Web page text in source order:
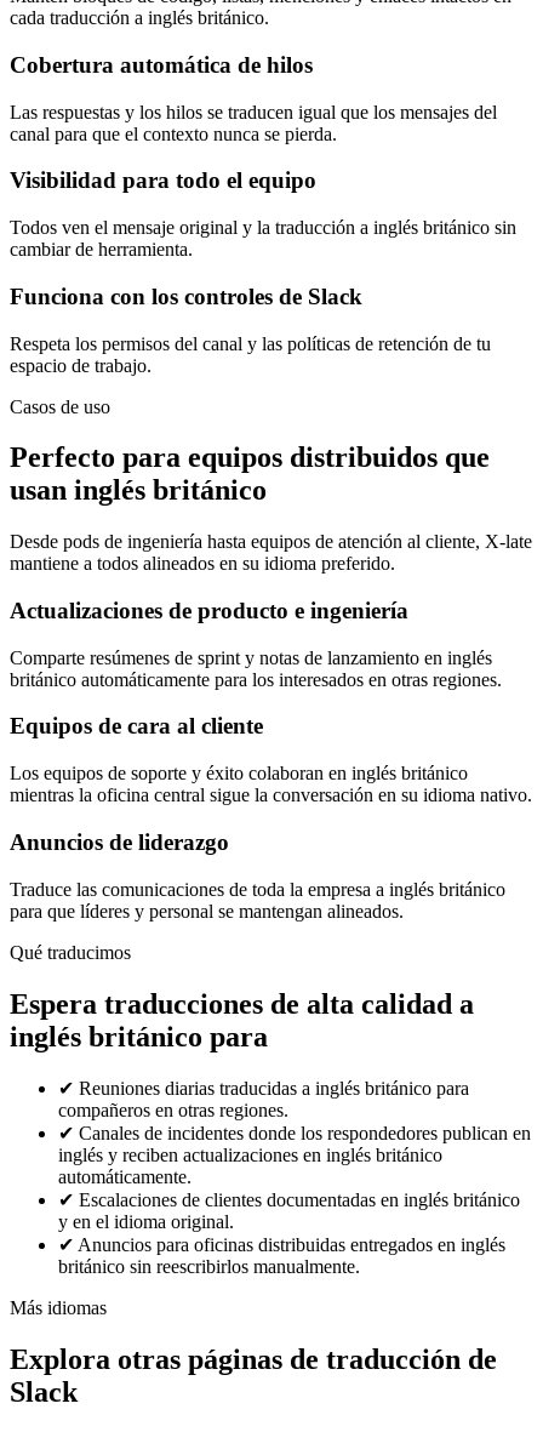
cada traducción a inglés británico.
Cobertura automática de hilos
Las respuestas y los hilos se traducen igual que los mensajes del
canal para que el contexto nunca se pierda.
Visibilidad para todo el equipo
Todos ven el mensaje original y la traducción a inglés británico sin
cambiar de herramienta.
Funciona con los controles de Slack
Respeta los permisos del canal y las políticas de retención de tu
espacio de trabajo.
Casos de uso
Perfecto para equipos distribuidos que
usan inglés británico
Desde pods de ingeniería hasta equipos de atención al cliente, X-late
mantiene a todos alineados en su idioma preferido.
Actualizaciones de producto e ingeniería
Comparte resúmenes de sprint y notas de lanzamiento en inglés
británico automáticamente para los interesados en otras regiones.
Equipos de cara al cliente
Los equipos de soporte y éxito colaboran en inglés británico
mientras la oficina central sigue la conversación en su idioma nativo.
Anuncios de liderazgo
Traduce las comunicaciones de toda la empresa a inglés británico
para que líderes y personal se mantengan alineados.
Qué traducimos
Espera traducciones de alta calidad a
inglés británico para
✔ Reuniones diarias traducidas a inglés británico para
compañeros en otras regiones.
✔ Canales de incidentes donde los respondedores publican en
inglés y reciben actualizaciones en inglés británico
automáticamente.
✔ Escalaciones de clientes documentadas en inglés británico
y en el idioma original.
✔ Anuncios para oficinas distribuidas entregados en inglés
británico sin reescribirlos manualmente.
Más idiomas
Explora otras páginas de traducción de
Slack